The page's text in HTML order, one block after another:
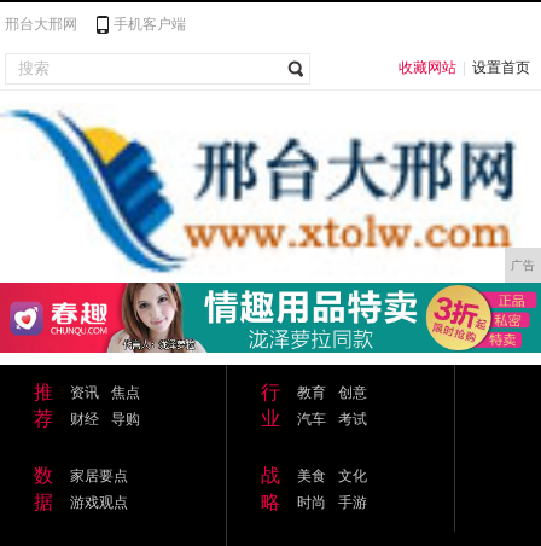
邢台大邢网 手机客户端
收藏网站 设置首页
广告
推
荐
资讯
焦点
财经
导购
行
业
教育
创意
汽车
考试
数
据
家居要点
游戏观点
战
略
美食
文化
时尚
手游